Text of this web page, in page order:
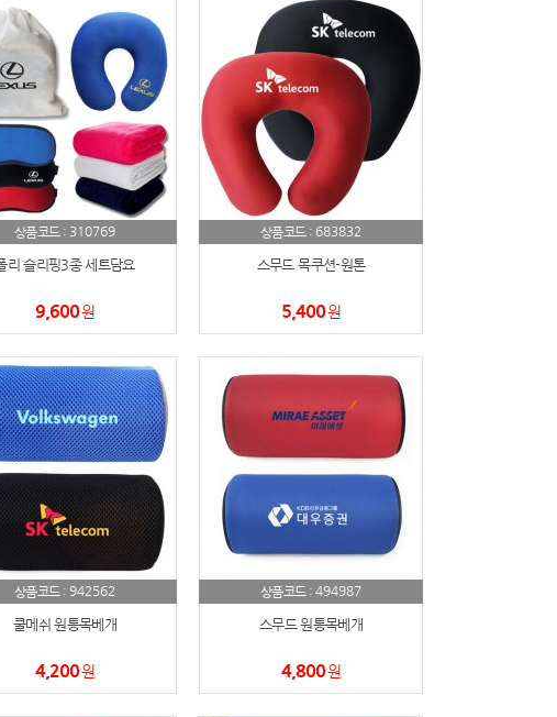
상품코드 : 310769
리 슬리핑3종 세트담요
9,600원
상품코드 : 683832
스무드 목쿠션-원톤
5,400원
상품코드 : 942562
쿨메쉬 원통목베개
4,200원
상품코드 : 494987
스무드 원통목베개
4,800원